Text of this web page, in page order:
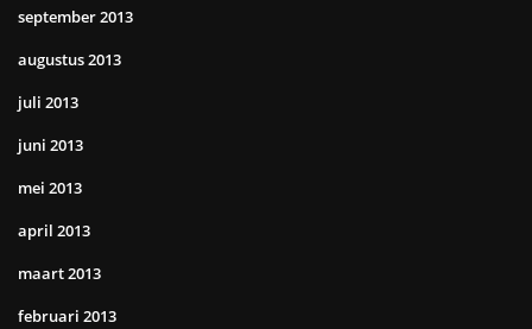
september 2013
augustus 2013
juli 2013
juni 2013
mei 2013
april 2013
maart 2013
februari 2013